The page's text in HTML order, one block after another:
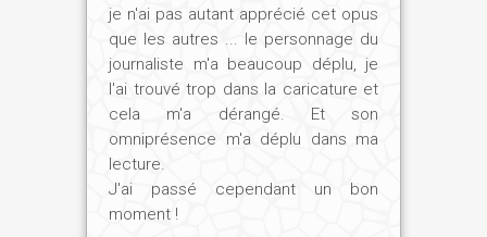
je n'ai pas autant apprécié cet opus
que les autres ... le personnage du
journaliste m'a beaucoup déplu, je
l'ai trouvé trop dans la caricature et
cela m'a dérangé. Et son
omniprésence m'a déplu dans ma
lecture.
J'ai passé cependant un bon
moment !